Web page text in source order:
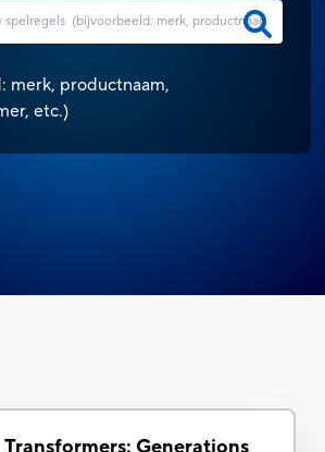
merk, productnaam,
etc.)
Transformers: Generations